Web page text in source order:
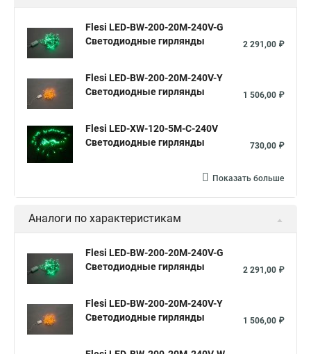
Flesi LED-BW-200-20M-240V-G
Светодиодные гирлянды
2 291,00 ₽
Flesi LED-BW-200-20M-240V-Y
Светодиодные гирлянды
1 506,00 ₽
Flesi LED-XW-120-5M-C-240V
Светодиодные гирлянды
730,00 ₽
Показать больше
Аналоги по характеристикам
Flesi LED-BW-200-20M-240V-G
Светодиодные гирлянды
2 291,00 ₽
Flesi LED-BW-200-20M-240V-Y
Светодиодные гирлянды
1 506,00 ₽